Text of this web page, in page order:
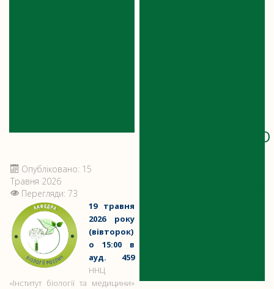
Опубліковано: 15
Травня 2026
Перегляди: 73
19 травня
2026 року
(вівторок)
о 15:00 в
ауд. 459
ННЦ
«Інститут біології та медицини»
СТУДЕНТСЬКОГО